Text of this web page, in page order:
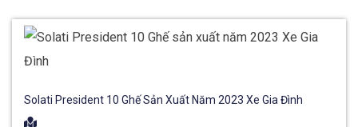
Solati President 10 Ghế Sản Xuất Năm 2023 Xe Gia Đình